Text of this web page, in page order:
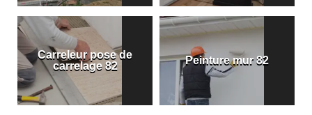
Carreleur pose de
carrelage 82
Peinture mur 82